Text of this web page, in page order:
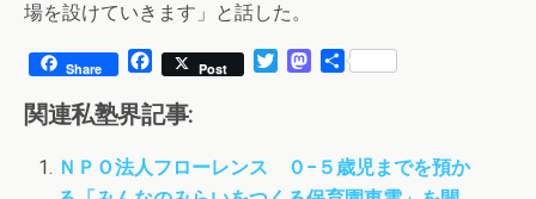
場を設けていきます」と話した。
Share
F
c
e
b
o
Post
M
共
関連私塾界記事:
ＮＰＯ法人フローレンス ０−５歳児までを預か